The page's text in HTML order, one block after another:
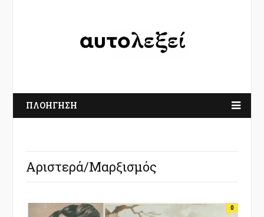
ΠΛΟΗΓΗΣΗ
Αριστερά/Μαρξισμός
0